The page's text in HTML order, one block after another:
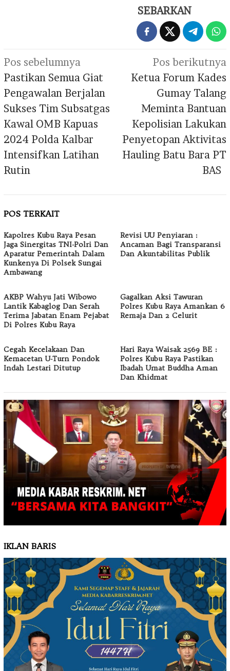
SEBARKAN
Navigasi
pos
Pos sebelumnya
Pastikan Semua Giat
Pengawalan Berjalan
Sukses Tim Subsatgas
Kawal OMB Kapuas
2024 Polda Kalbar
Intensifkan Latihan
Rutin
Pos berikutnya
Ketua Forum Kades
Gumay Talang
Meminta Bantuan
Kepolisian Lakukan
Penyetopan Aktivitas
Hauling Batu Bara PT
BAS
POS TERKAIT
Kapolres Kubu Raya Pesan
Jaga Sinergitas TNI-Polri Dan
Aparatur Pemerintah Dalam
Kunkenya Di Polsek Sungai
Ambawang
Revisi UU Penyiaran :
Ancaman Bagi Transparansi
Dan Akuntabilitas Publik
AKBP Wahyu Jati Wibowo
Lantik Kabaglog Dan Serah
Terima Jabatan Enam Pejabat
Di Polres Kubu Raya
Gagalkan Aksi Tawuran
Polres Kubu Raya Amankan 6
Remaja Dan 2 Celurit
Cegah Kecelakaan Dan
Kemacetan U-Turn Pondok
Indah Lestari Ditutup
Hari Raya Waisak 2569 BE :
Polres Kubu Raya Pastikan
Ibadah Umat Buddha Aman
Dan Khidmat
IKLAN BARIS